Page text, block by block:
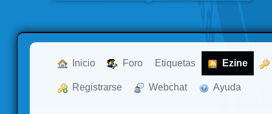
Inicio Foro Etiquetas Ezine
Registrarse Webchat Ayuda